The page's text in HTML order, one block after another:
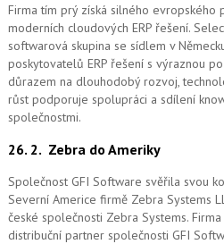
Firma tím prý získá silného evropského
moderních cloudových ERP řešení.
softwarová skupina se sídlem v
poskytovatelů ERP řešení s výraznou
důrazem na dlouhodobý rozvoj,
růst podporuje spolupráci a sdílení
společnostmi.
26. 2. Zebra do Ameriky
Společnost GFI Software svěřila svou
Severní Americe firmě Zebra Systems
české společnosti Zebra Systems.
distribuční partner společnosti GFI